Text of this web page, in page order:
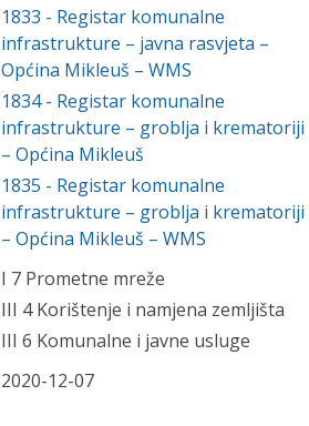
1833 - Registar komunalne
infrastrukture – javna rasvjeta –
Općina Mikleuš – WMS
1834- Registar komunalne
infrastrukture – groblja i krematoriji
– Općina Mikleuš
1835 - Registar komunalne
infrastrukture – groblja i krematoriji
– Općina Mikleuš – WMS
I 7 Prometne mreže
III 4 Korištenje i namjena zemljišta
III 6 Komunalne i javne usluge
2020-12-07